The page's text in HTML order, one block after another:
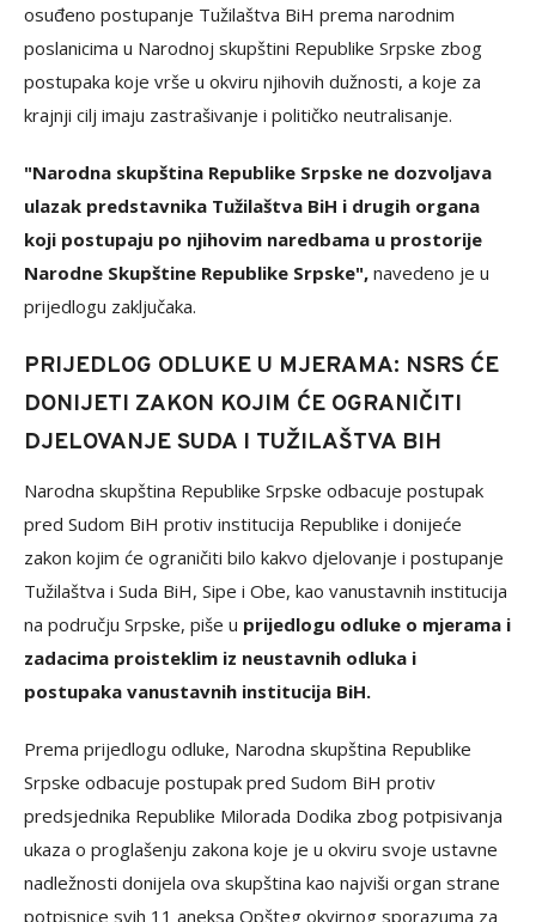
osuđeno postupanje Tužilaštva BiH prema narodnim
poslanicima u Narodnoj skupštini Republike Srpske zbog
postupaka koje vrše u okviru njihovih dužnosti, a koje za
krajnji cilj imaju zastrašivanje i političko neutralisanje.
"Narodna skupština Republike Srpske ne dozvoljava
ulazak predstavnika Tužilaštva BiH i drugih organa
koji postupaju po njihovim naredbama u prostorije
Narodne Skupštine Republike Srpske", navedeno je u
prijedlogu zaključaka.
PRIJEDLOG ODLUKE U MJERAMA: NSRS ĆE
DONIJETI ZAKON KOJIM ĆE OGRANIČITI
DJELOVANJE SUDA I TUŽILAŠTVA BIH
Narodna skupština Republike Srpske odbacuje postupak
pred Sudom BiH protiv institucija Republike i donijeće
zakon kojim će ograničiti bilo kakvo djelovanje i postupanje
Tužilaštva i Suda BiH, Sipe i Obe, kao vanustavnih institucija
na području Srpske, piše u prijedlogu odluke o mjerama i
zadacima proisteklim iz neustavnih odluka i
postupaka vanustavnih institucija BiH.
Prema prijedlogu odluke, Narodna skupština Republike
Srpske odbacuje postupak pred Sudom BiH protiv
predsjednika Republike Milorada Dodika zbog potpisivanja
ukaza o proglašenju zakona koje je u okviru svoje ustavne
nadležnosti donijela ova skupština kao najviši organ strane
potpisnice svih 11 aneksa Opšteg okvirnog sporazuma za